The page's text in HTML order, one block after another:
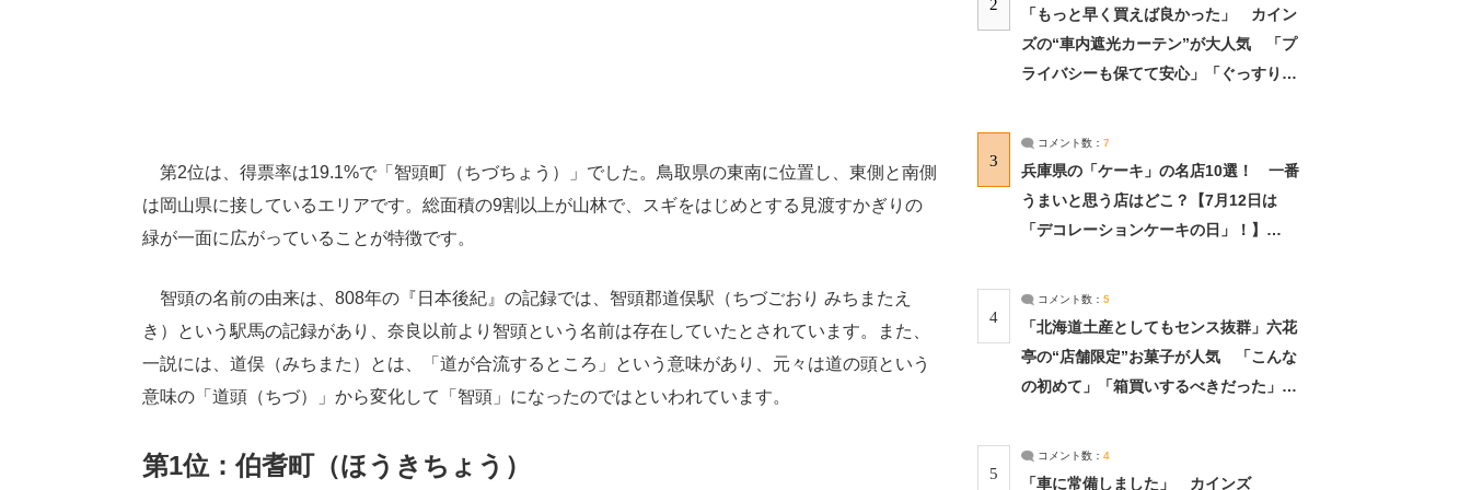
第2位は、得票率は19.1%で「智頭町（ちづちょう）」でした。鳥取県の東南に位置し、東側と南側
は岡山県に接しているエリアです。総面積の9割以上が山林で、スギをはじめとする見渡すかぎりの
緑が一面に広がっていることが特徴です。
智頭の名前の由来は、808年の『日本後紀』の記録では、智頭郡道俣駅（ちづごおり みちまたえ
き）という駅馬の記録があり、奈良以前より智頭という名前は存在していたとされています。また、
一説には、道俣（みちまた）とは、「道が合流するところ」という意味があり、元々は道の頭という
意味の「道頭（ちづ）」から変化して「智頭」になったのではといわれています。
第1位：伯耆町（ほうきちょう）
2
「もっと早く買えば良かった」 カイン
ズの“車内遮光カーテン”が大人気 「プ
ライバシーも保てて安心」「ぐっすり眠
3
コメント数： 7
兵庫県の「ケーキ」の名店10選！ 一番
うまいと思う店はどこ？【7月12日は
「デコレーションケーキの日」！】
4
コメント数： 5
「北海道土産としてもセンス抜群」六花
亭の“店舗限定”お菓子が人気 「こんな
の初めて」「箱買いするべきだった」
5
コメント数： 4
「車に常備しました」 カインズ